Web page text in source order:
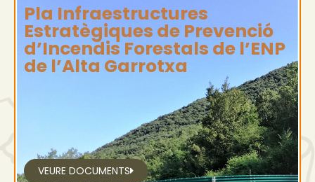
Pla Infraestructures
Estratègiques de Prevenció
d’Incendis Forestals de l’ENP
de l’Alta Garrotxa
VEURE DOCUMENTS